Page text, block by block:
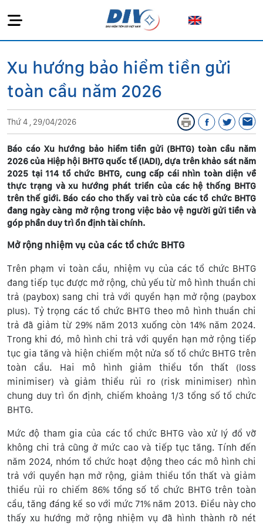
Xu hướng bảo hiểm tiền gửi
toàn cầu năm 2026
Thứ 4 , 29/04/2026
Báo cáo Xu hướng bảo hiểm tiền gửi (BHTG) toàn cầu năm
2026 của Hiệp hội BHTG quốc tế (IADI), dựa trên khảo sát năm
2025 tại 114 tổ chức BHTG, cung cấp cái nhìn toàn diện về
thực trạng và xu hướng phát triển của các hệ thống BHTG
trên thế giới. Báo cáo cho thấy vai trò của các tổ chức BHTG
đang ngày càng mở rộng trong việc bảo vệ người gửi tiền và
góp phần duy trì ổn định tài chính.
Mở rộng nhiệm vụ của các tổ chức BHTG
Trên phạm vi toàn cầu, nhiệm vụ của các tổ chức BHTG
đang tiếp tục được mở rộng, chủ yếu từ mô hình thuần chi
trả (paybox) sang chi trả với quyền hạn mở rộng (paybox
plus). Tỷ trọng các tổ chức BHTG theo mô hình thuần chi
trả đã giảm từ 29% năm 2013 xuống còn 14% năm 2024.
Trong khi đó, mô hình chi trả với quyền hạn mở rộng tiếp
tục gia tăng và hiện chiếm một nửa số tổ chức BHTG trên
toàn cầu. Hai mô hình giảm thiểu tổn thất (loss
minimiser) và giảm thiểu rủi ro (risk minimiser) nhìn
chung duy trì ổn định, chiếm khoảng 1/3 tổng số tổ chức
BHTG.
Mức độ tham gia của các tổ chức BHTG vào xử lý đổ vỡ
không chi trả cũng ở mức cao và tiếp tục tăng. Tính đến
năm 2024, nhóm tổ chức hoạt động theo các mô hình chi
trả với quyền hạn mở rộng, giảm thiểu tổn thất và giảm
thiểu rủi ro chiếm 86% tổng số tổ chức BHTG trên toàn
cầu, tăng đáng kể so với mức 71% năm 2013. Điều này cho
thấy xu hướng mở rộng nhiệm vụ đã hình thành rõ nét